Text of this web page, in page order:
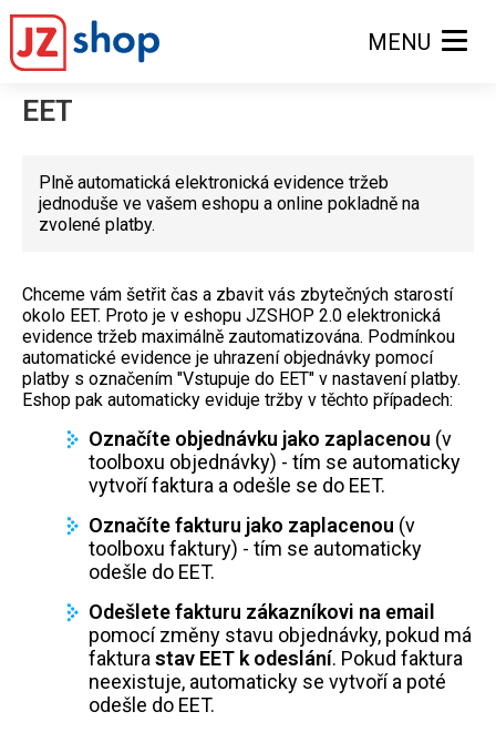
MENU
EET
Plně automatická elektronická evidence tržeb
jednoduše ve vašem eshopu a online pokladně na
zvolené platby.
Chceme vám šetřit čas a zbavit vás zbytečných starostí
okolo EET. Proto je v eshopu JZSHOP 2.0 elektronická
evidence tržeb maximálně zautomatizována. Podmínkou
automatické evidence je uhrazení objednávky pomocí
platby s označením "Vstupuje do EET" v nastavení platby.
Eshop pak automaticky eviduje tržby v těchto případech:
Označíte objednávku jako zaplacenou (v
toolboxu objednávky) - tím se automaticky
vytvoří faktura a odešle se do EET.
Označíte fakturu jako zaplacenou (v
toolboxu faktury) - tím se automaticky
odešle do EET.
Odešlete fakturu zákazníkovi na email
pomocí změny stavu objednávky, pokud má
faktura stav EET k odeslání. Pokud faktura
neexistuje, automaticky se vytvoří a poté
odešle do EET.